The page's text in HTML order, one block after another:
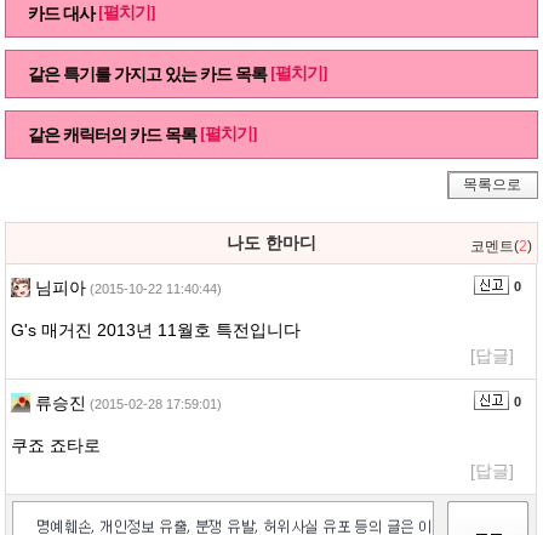
카드 대사 [펼치기]
같은 특기를 가지고 있는 카드 목록 [펼치기]
같은 캐릭터의 카드 목록 [펼치기]
목록으로
나도 한마디 코멘트(2)
님피아 (2015-10-22 11:40:44) 0
G's 매거진 2013년 11월호 특전입니다
[답글]
류승진 (2015-02-28 17:59:01) 0
쿠죠 죠타로
[답글]